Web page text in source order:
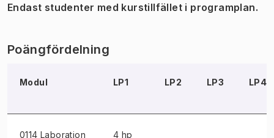
Endast studenter med kurstillfället i programplan.
Poängfördelning
Modul LP1 LP2 LP3 LP4
0114 Laboration 4 hp